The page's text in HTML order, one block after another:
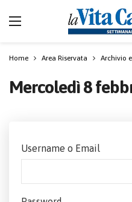
Home Area Riservata Archivio
Mercoledì 8
Username o Email